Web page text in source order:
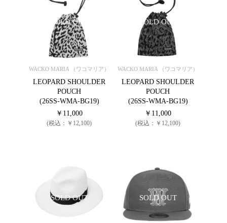
SOLD OUT
WACKO MARIA （ワコマリア）
LEOPARD SHOULDER
POUCH
(26SS-WMA-BG19)
￥11,000
(税込：￥12,100)
SOLD OUT
WACKO MARIA （ワコマリア）
LEOPARD SHOULDER
POUCH
(26SS-WMA-BG19)
￥11,000
(税込：￥12,100)
SOLD OUT SOLD OUT